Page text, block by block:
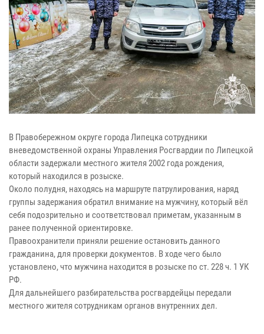
В Правобережном округе города Липецка сотрудники
вневедомственной охраны Управления Росгвардии по Липецкой
области задержали местного жителя 2002 года рождения,
который находился в розыске.
Около полудня, находясь на маршруте патрулирования, наряд
группы задержания обратил внимание на мужчину, который вёл
себя подозрительно и соответствовал приметам, указанным в
ранее полученной ориентировке.
Правоохранители приняли решение остановить данного
гражданина, для проверки документов. В ходе чего было
установлено, что мужчина находится в розыске по ст. 228 ч. 1 УК
РФ.
Для дальнейшего разбирательства росгвардейцы передали
местного жителя сотрудникам органов внутренних дел.